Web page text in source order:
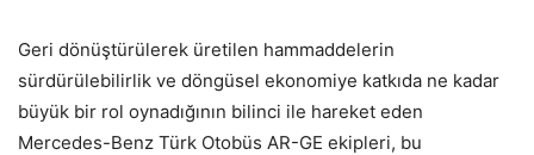
Geri dönüştürülerek üretilen hammaddelerin
sürdürülebilirlik ve döngüsel ekonomiye katkıda ne kadar
büyük bir rol oynadığının bilinci ile hareket eden
Mercedes-Benz Türk Otobüs AR-GE ekipleri, bu